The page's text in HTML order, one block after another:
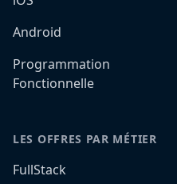
Android
Programmation
Fonctionnelle
LES OFFRES PAR MÉTIER
FullStack